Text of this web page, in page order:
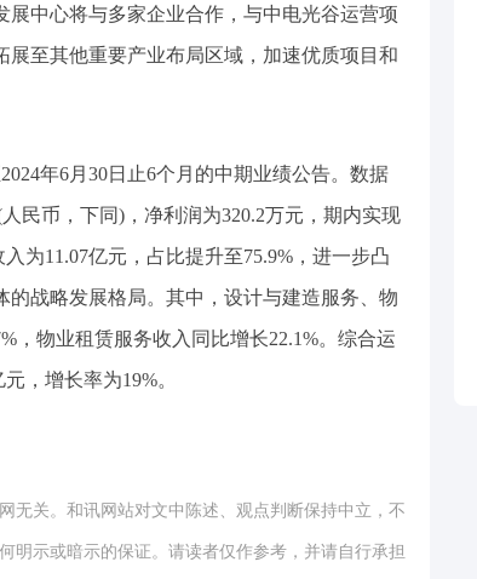
中心将与多家企业合作，与中电光谷运营项
展至其他重要产业布局区域，加速优质项目和
年6月30日止6个月的中期业绩公告。数据
民币，下同)，净利润为320.2万元，期内实现
为11.07亿元，占比提升至75.9%，进一步凸
战略发展格局。其中，设计与建造服务、物
，物业租赁服务收入同比增长22.1%。综合运
，增长率为19%。
无关。和讯网站对文中陈述、观点判断保持中立，不
明示或暗示的保证。请读者仅作参考，并请自行承担